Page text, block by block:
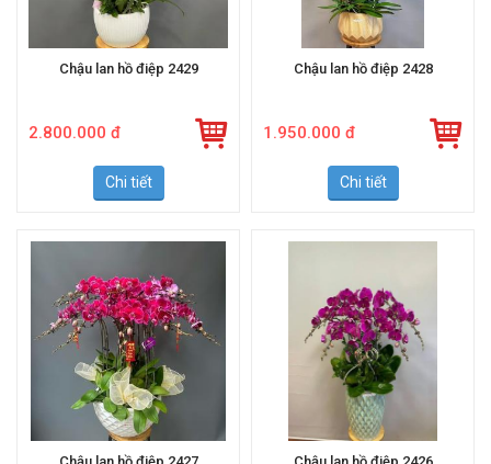
Chậu lan hồ điệp 2429
Chi tiết
Chậu lan hồ điệp 2428
Chi tiết